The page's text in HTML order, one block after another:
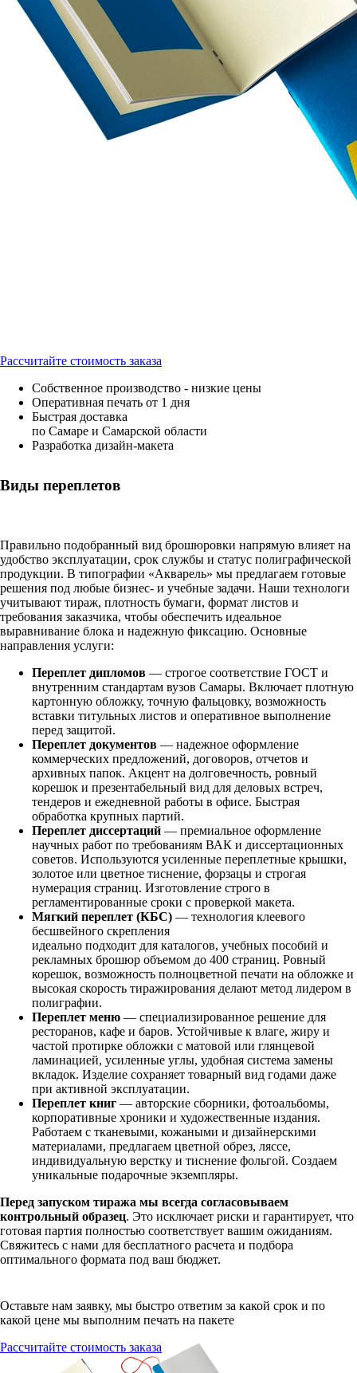
Рассчитайте стоимость заказа
Собственное производство - низкие цены
Оперативная печать от 1 дня
Быстрая доставка
по Самаре и Самарской области
Разработка дизайн-макета
Виды переплетов
Правильно подобранный вид брошюровки напрямую влияет на
удобство эксплуатации, срок службы и статус полиграфической
продукции. В типографии «Акварель» мы предлагаем готовые
решения под любые бизнес- и учебные задачи. Наши технологи
учитывают тираж, плотность бумаги, формат листов и
требования заказчика, чтобы обеспечить идеальное
выравнивание блока и надежную фиксацию. Основные
направления услуги:
Переплет дипломов — строгое соответствие ГОСТ и
внутренним стандартам вузов Самары. Включает плотную
картонную обложку, точную фальцовку, возможность
вставки титульных листов и оперативное выполнение
перед защитой.
Переплет документов — надежное оформление
коммерческих предложений, договоров, отчетов и
архивных папок. Акцент на долговечность, ровный
корешок и презентабельный вид для деловых встреч,
тендеров и ежедневной работы в офисе. Быстрая
обработка крупных партий.
Переплет диссертаций — премиальное оформление
научных работ по требованиям ВАК и диссертационных
советов. Используются усиленные переплетные крышки,
золотое или цветное тиснение, форзацы и строгая
нумерация страниц. Изготовление строго в
регламентированные сроки с проверкой макета.
Мягкий переплет (КБС) — технология клеевого
бесшвейного скрепления
идеально подходит для каталогов, учебных пособий и
рекламных брошюр объемом до 400 страниц. Ровный
корешок, возможность полноцветной печати на обложке и
высокая скорость тиражирования делают метод лидером в
полиграфии.
Переплет меню — специализированное решение для
ресторанов, кафе и баров. Устойчивые к влаге, жиру и
частой протирке обложки с матовой или глянцевой
ламинацией, усиленные углы, удобная система замены
вкладок. Изделие сохраняет товарный вид годами даже
при активной эксплуатации.
Переплет книг — авторские сборники, фотоальбомы,
корпоративные хроники и художественные издания.
Работаем с тканевыми, кожаными и дизайнерскими
материалами, предлагаем цветной обрез, ляссе,
индивидуальную верстку и тиснение фольгой. Создаем
уникальные подарочные экземпляры.
Перед запуском тиража мы всегда согласовываем
контрольный образец. Это исключает риски и гарантирует, что
готовая партия полностью соответствует вашим ожиданиям.
Свяжитесь с нами для бесплатного расчета и подбора
оптимального формата под ваш бюджет.
Оставьте нам заявку, мы быстро ответим за какой срок и по
какой цене мы выполним печать на пакете
Рассчитайте стоимость заказа